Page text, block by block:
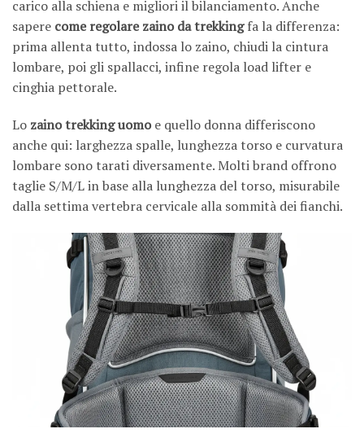
carico alla schiena e migliori il bilanciamento. Anche
sapere come regolare zaino da trekkingfa la differenza:
prima allenta tutto, indossa lo zaino, chiudi la cintura
lombare, poi gli spallacci, infine regola load lifter e
cinghia pettorale.
Lo zaino trekking uomoe quello donna differiscono
anche qui: larghezza spalle, lunghezza torso e curvatura
lombare sono tarati diversamente. Molti brand offrono
taglie S/M/L in base alla lunghezza del torso, misurabile
dalla settima vertebra cervicale alla sommità dei fianchi.